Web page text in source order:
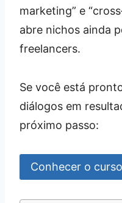
marketing” e
abre nichos ainda
freelancers.
Se você está
diálogos em
próximo passo:
Conhecer o